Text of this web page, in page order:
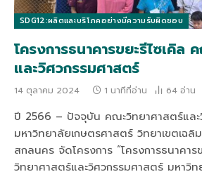
SDG12:ผลิตและบริโภคอย่างมีความรับผิดชอบ
โครงการธนาคารขยะรีไซเคิล
และวิศวกรรมศาสตร์
14 ตุลาคม 2024 1 นาทีที่อ่าน 64 อ่าน
ปี 2566 – ปัจจุบัน คณะวิทยาศาสตร์และ
มหาวิทยาลัยเกษตรศาสตร์ วิทยาเขตเฉลิ
สกลนคร จัดโครงการ “โครงการธนาคาร
วิทยาศาสตร์และวิศวกรรมศาสตร์ มหาวิ